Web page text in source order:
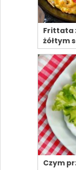
Frittata
żółtym
Czym